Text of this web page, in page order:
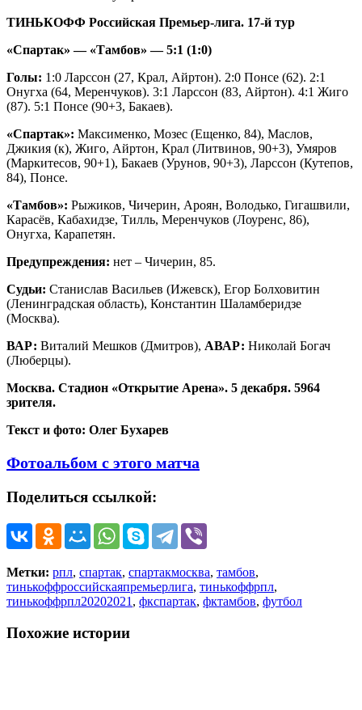
ТИНЬКОФФ Российская Премьер-лига. 17-й тур
«Спартак» — «Тамбов» — 5:1 (1:0)
Голы: 1:0 Ларссон (27, Крал, Айртон). 2:0 Понсе (62). 2:1
Онугха (64, Меренчуков). 3:1 Ларссон (83, Айртон). 4:1 Жиго
(87). 5:1 Понсе (90+3, Бакаев).
«Спартак»: Максименко, Мозес (Ещенко, 84), Маслов,
Джикия (к), Жиго, Айртон, Крал (Литвинов, 90+3), Умяров
(Маркитесов, 90+1), Бакаев (Урунов, 90+3), Ларссон (Кутепов,
84), Понсе.
«Тамбов»: Рыжиков, Чичерин, Ароян, Володько, Гигашвили,
Карасёв, Кабахидзе, Тилль, Меренчуков (Лоуренс, 86),
Онугха, Карапетян.
Предупреждения: нет – Чичерин, 85.
Судьи: Станислав Васильев (Ижевск), Егор Болховитин
(Ленинградская область), Константин Шаламберидзе
(Москва).
ВАР: Виталий Мешков (Дмитров), АВАР: Николай Богач
(Люберцы).
Москва. Стадион «Открытие Арена». 5 декабря. 5964
зрителя.
Текст и фото: Олег Бухарев
Фотоальбом с этого матча
Поделиться ссылкой:
Метки: рпл, спартак, спартакмосква, тамбов,
тинькоффроссийскаяпремьерлига, тинькоффрпл,
тинькоффрпл20202021 , фкспартак, фктамбов, футбол
Похожие истории